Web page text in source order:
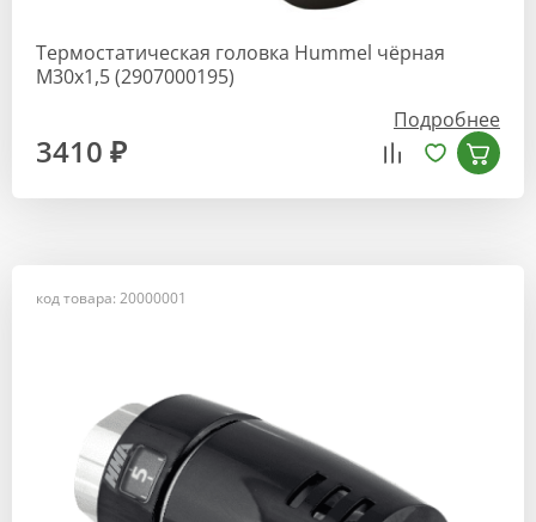
Термостатическая головка Hummel чёрная
М30х1,5 (2907000195)
Подробнее
3410 ₽
код товара: 20000001